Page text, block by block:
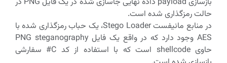
حالت رمزگذاری شده است.
در منابع مانیفست Stego Loader، یک حباب رمزگذاری شده با
AES وجود دارد که در واقع یک فایل PNG steganography
حاوی shellcode است که با استفاده از کد C# سفارشی